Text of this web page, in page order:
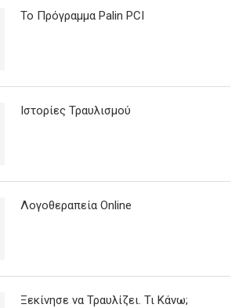
Το Πρόγραμμα Palin PCI
Ιστορίες Τραυλισμού
Λογοθεραπεία Online
Ξεκίνησε να Τραυλίζει. Τι Κάνω;